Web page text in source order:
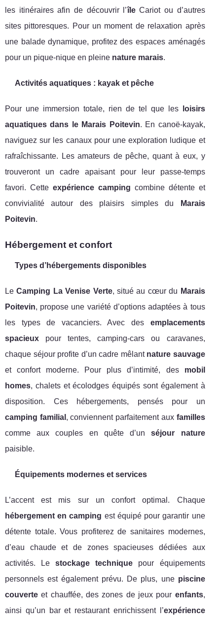
les itinéraires afin de découvrir l’îleCariot ou d’autres
sites pittoresques. Pour un moment de relaxation après
une balade dynamique, profitez des espaces aménagés
pour un pique-nique en pleine nature marais.
Activités aquatiques : kayak et pêche
Pour une immersion totale, rien de tel que les
loisirs
aquatiques dans le Marais Poitevin. En canoë-kayak,
naviguez sur les canaux pour une exploration ludique et
rafraîchissante. Les amateurs de pêche, quant à eux, y
trouveront un cadre apaisant pour leur passe-temps
favori. Cette expérience camping combine détente et
convivialité autour des plaisirs simples du
Marais
Poitevin.
Hébergement et confort
Types d’hébergements disponibles
LeCamping La Venise Verte, situé au cœur du Marais
Poitevin, propose une variété d’options adaptées à tous
les types de vacanciers. Avec des emplacements
spacieux pour tentes, camping-cars ou caravanes,
chaque séjour profite d’un cadre mêlant nature sauvage
et confort moderne. Pour plus d’intimité, des mobil
homes, chalets et écolodges équipés sont également à
disposition. Ces hébergements, pensés pour un
camping familial , conviennent parfaitement aux familles
comme aux couples en quête d’unséjour nature
paisible.
Équipements modernes et services
L’accent est mis sur un confort optimal. Chaque
hébergement en camping est équipé pour garantir une
détente totale. Vous profiterez de sanitaires modernes,
d’eau chaude et de zones spacieuses dédiées aux
activités. Lestockage technique pour équipements
personnels est également prévu. De plus, une piscine
couverte et chauffée, des zones de jeux pour enfants,
ainsi qu’un bar et restaurant enrichissent l’expérience